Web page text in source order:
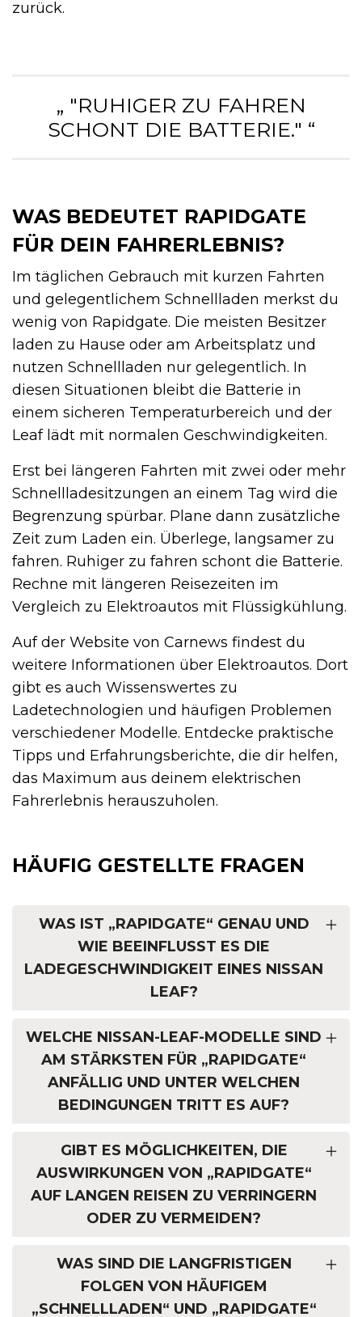
zurück.
„ "RUHIGER ZU FAHREN
SCHONT DIE BATTERIE." “
WAS BEDEUTET RAPIDGATE
FÜR DEIN FAHRERLEBNIS?
Im täglichen Gebrauch mit kurzen Fahrten
und gelegentlichem Schnellladen merkst du
wenig von Rapidgate. Die meisten Besitzer
laden zu Hause oder am Arbeitsplatz und
nutzen Schnellladen nur gelegentlich. In
diesen Situationen bleibt die Batterie in
einem sicheren Temperaturbereich und der
Leaf lädt mit normalen Geschwindigkeiten.
Erst bei längeren Fahrten mit zwei oder mehr
Schnellladesitzungen an einem Tag wird die
Begrenzung spürbar. Plane dann zusätzliche
Zeit zum Laden ein. Überlege, langsamer zu
fahren. Ruhiger zu fahren schont die Batterie.
Rechne mit längeren Reisezeiten im
Vergleich zu Elektroautos mit Flüssigkühlung.
Auf der Website von Carnews findest du
weitere Informationen über Elektroautos. Dort
gibt es auch Wissenswertes zu
Ladetechnologien und häufigen Problemen
verschiedener Modelle. Entdecke praktische
Tipps und Erfahrungsberichte, die dir helfen,
das Maximum aus deinem elektrischen
Fahrerlebnis herauszuholen.
HÄUFIG GESTELLTE FRAGEN
WAS IST „RAPIDGATE“ GENAU UND
WIE BEEINFLUSST ES DIE
LADEGESCHWINDIGKEIT EINES NISSAN
LEAF?
WELCHE NISSAN-LEAF-MODELLE SIND
AM STÄRKSTEN FÜR „RAPIDGATE“
ANFÄLLIG UND UNTER WELCHEN
BEDINGUNGEN TRITT ES AUF?
GIBT ES MÖGLICHKEITEN, DIE
AUSWIRKUNGEN VON „RAPIDGATE“
AUF LANGEN REISEN ZU VERRINGERN
ODER ZU VERMEIDEN?
WAS SIND DIE LANGFRISTIGEN
FOLGEN VON HÄUFIGEM
„SCHNELLLADEN“ UND „RAPIDGATE“